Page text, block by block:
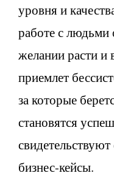
уровня и
работе с людьми
желании расти и
приемлет
за которые
становятся
бизнес-кейсы.